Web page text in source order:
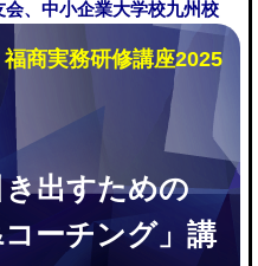
、中小企業大学校九州校
福商実務研修講座2025
出すための
ーチング」講